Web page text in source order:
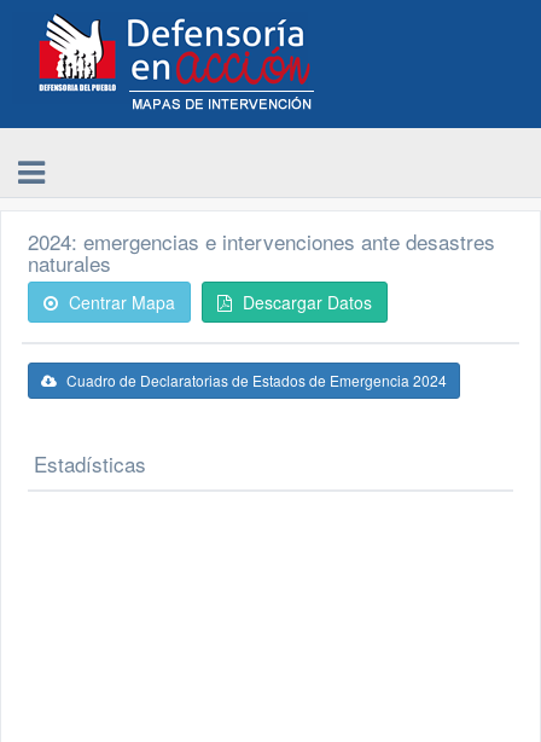
2024: emergencias e intervenciones ante desastres
naturales
Centrar Mapa Descargar Datos
Cuadro de Declaratorias de Estados de Emergencia 2024
Estadísticas